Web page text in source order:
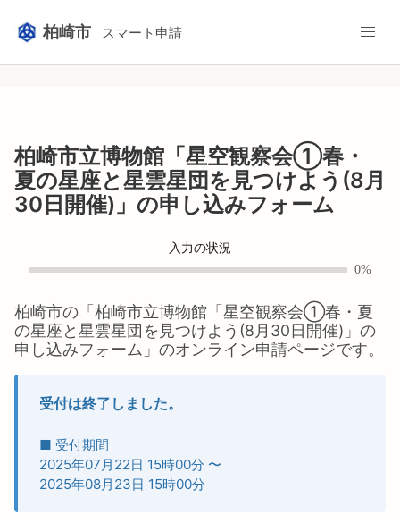
柏崎市 スマート申請
柏崎市立博物館「星空観察会①春・
夏の星座と星雲星団を見つけよう(8月
30日開催)」の申し込みフォーム
入力の状況
0%
柏崎市の「 柏崎市立博物館「星空観察会①春・夏
の星座と星雲星団を見つけよう(8月30日開催)」の
申し込みフォーム 」のオンライン申請ページです。
受付は終了しました。
■ 受付期間
2025年07月22日 15時00分 〜
2025年08月23日 15時00分